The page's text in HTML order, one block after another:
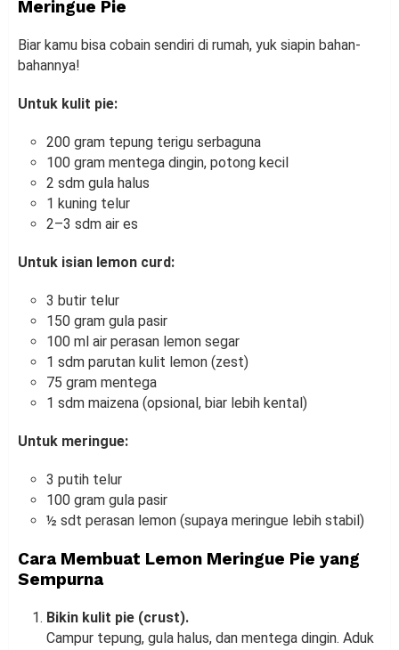
Meringue Pie
Biar kamu bisa cobain sendiri di rumah, yuk siapin bahan-
bahannya!
Untuk kulit pie:
200 gram tepung terigu serbaguna
100 gram mentega dingin, potong kecil
2 sdm gula halus
1 kuning telur
2–3 sdm air es
Untuk isian lemon curd:
3 butir telur
150 gram gula pasir
100 ml air perasan lemon segar
1 sdm parutan kulit lemon (zest)
75 gram mentega
1 sdm maizena (opsional, biar lebih kental)
Untuk meringue:
3 putih telur
100 gram gula pasir
½ sdt perasan lemon (supaya meringue lebih stabil)
Cara Membuat Lemon Meringue Pie yang
Sempurna
Bikin kulit pie (crust).
Campur tepung, gula halus, dan mentega dingin. Aduk